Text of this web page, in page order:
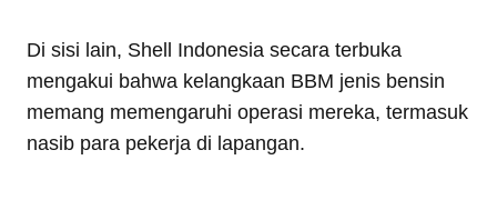
Di sisi lain, Shell Indonesia secara terbuka
mengakui bahwa kelangkaan BBM jenis bensin
memang memengaruhi operasi mereka, termasuk
nasib para pekerja di lapangan.